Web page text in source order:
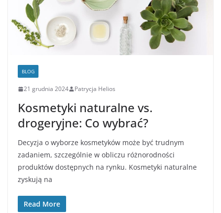
BLOG
21 grudnia 2024 Patrycja Helios
Kosmetyki naturalne vs.
drogeryjne: Co wybrać?
Decyzja o wyborze kosmetyków może być trudnym
zadaniem, szczególnie w obliczu różnorodności
produktów dostępnych na rynku. Kosmetyki naturalne
zyskują na
Read More